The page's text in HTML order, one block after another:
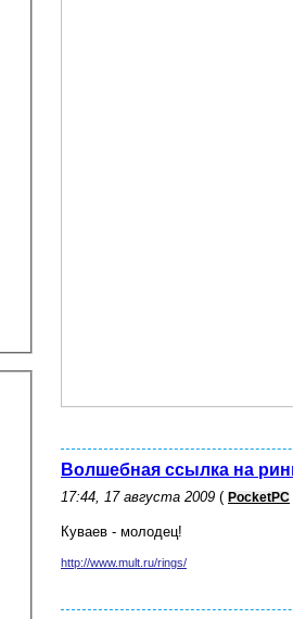
Волшебная ссылка на
17:44, 17 августа 2009 ( PocketPC
Куваев - молодец!
http://www.mult.ru/rings/